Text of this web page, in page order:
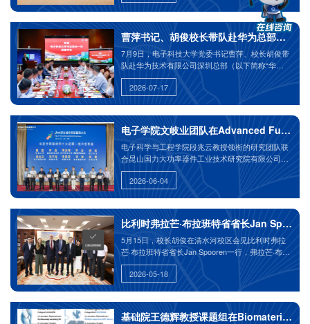
曹萍书记、胡俊校长带队赴华为总部调研交
7月9日，电子科技大学党委书记曹萍、校长胡俊带
队赴华为技术有限公司深圳总部（以下简称“华
为”）进行调研交流。华为公司创始人任正非在总部
拉维尼亚克图书馆会见了曹萍、胡俊一行，双方围
绕教育、科技、人才等进行了座谈。
2026-07-17
电子学院文岐业团队在Advanced
电子科学与工程学院段兆云教授领衔的研究团队联
合昆山国力大功率器件工业技术研究院有限公司和
中国科学院高能物理研究所，取得了 “小型化高性
能超构速调管” 科研成果。该成果在第五届全国超
材料大会上，凭借超材料在真空电子器件领域的原
技术创新类”。中国科学院院士、东南大学崔铁军教
授和浙江大学彭华新教授给获奖者颁奖。该成果首
次实现了超构速调管的显著小型化，并同时具有国
际先进的性能指标，为我国大科学装置的发展提供
了关键核心技术。
2026-06-04
比利时弗拉芒·布拉班特省省长Jan
5月15日，校长胡俊在清水河校区会见比利时弗拉
芒·布拉班特省省长Jan Spooren一行，弗拉芒·布拉
邦省副省长Bart Nevens，成都市外事办相关负责同
志，学校相关学院、职能部门负责人等参加。
2026-05-18
基础院王德辉教授课题组在Biomaterials上